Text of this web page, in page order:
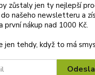
zůstaly jen ty nejlepší
našeho newsletteru a
první nákup nad 1000 Kč.
jen tehdy, když to má